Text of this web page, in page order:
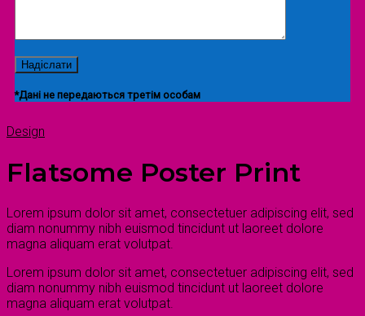
*Дані не передаються третім особам
Design
Flatsome Poster Print
Lorem ipsum dolor sit amet, consectetuer adipiscing elit, sed
diam nonummy nibh euismod tincidunt ut laoreet dolore
magna aliquam erat volutpat.
Lorem ipsum dolor sit amet, consectetuer adipiscing elit, sed
diam nonummy nibh euismod tincidunt ut laoreet dolore
magna aliquam erat volutpat.